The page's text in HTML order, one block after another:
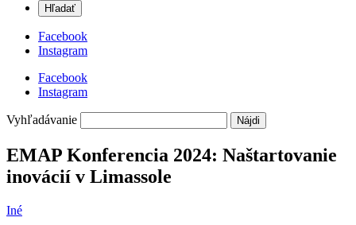
Hľadať
Facebook
Instagram
Facebook
Instagram
Vyhľadávanie
EMAP Konferencia 2024: Naštartovanie
inovácií v Limassole
Iné